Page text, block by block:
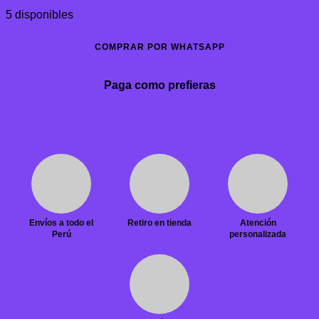
5 disponibles
COMPRAR POR WHATSAPP
Paga como prefieras
Envíos a todo el
Perú
Retiro en tienda
Atención
personalizada